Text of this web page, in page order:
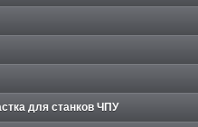
для станков ЧПУ